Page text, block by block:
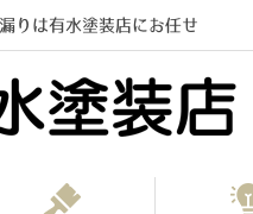
りは有水塗装店にお任せ